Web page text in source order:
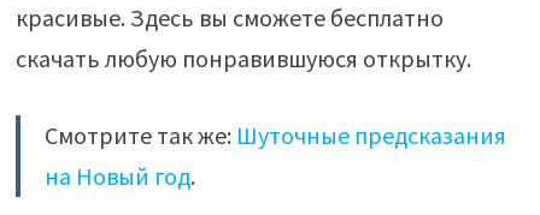
красивые. Здесь вы сможете бесплатно
скачать любую понравившуюся открытку.
Смотрите так же: Шуточные предсказания
на Новый год.